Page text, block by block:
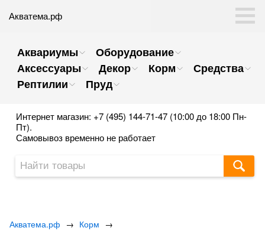
Акватема.рф
Аквариумы
Оборудование
Аксессуары
Декор Корм
Средства
Рептилии
Пруд
Интернет магазин: +7 (495) 144-71-47 (10:00 до 18:00 Пн-
Пт).
Самовывоз временно не работает
Акватема.рф → Корм →